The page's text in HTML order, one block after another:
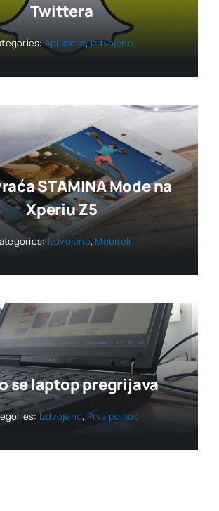
Twittera
Aplikacije,Izdvojeno
STAMINA Mode na
Xperiu Z5
Izdvojeno, Mobiteli
se laptop pregrijava
Izdvojeno, Prva pomoć